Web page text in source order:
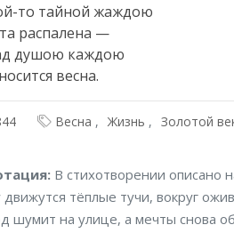
то тайной жаждою
распалена —
душою каждою
весна.
Весна Жизнь Золотой
В стихотворении описано
движутся тёплые тучи, вокруг
шумит на улице, а мечты снова